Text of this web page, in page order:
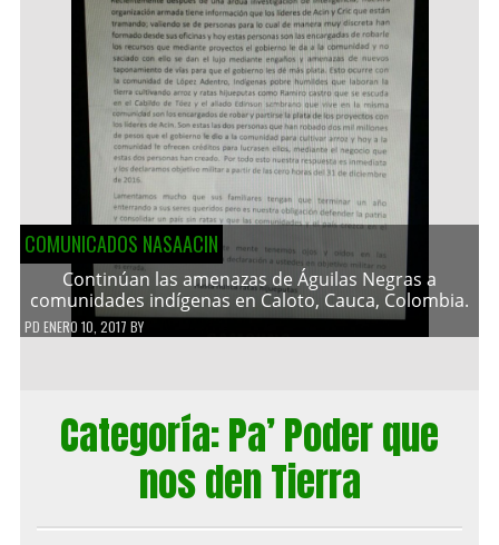
COMUNICADOS NASAACIN
Continúan las amenazas de Águilas Negras a
comunidades indígenas en Caloto, Cauca, Colombia.
PD ENERO 10, 2017 BY
Categoría:Pa’ Poder que
nos den Tierra